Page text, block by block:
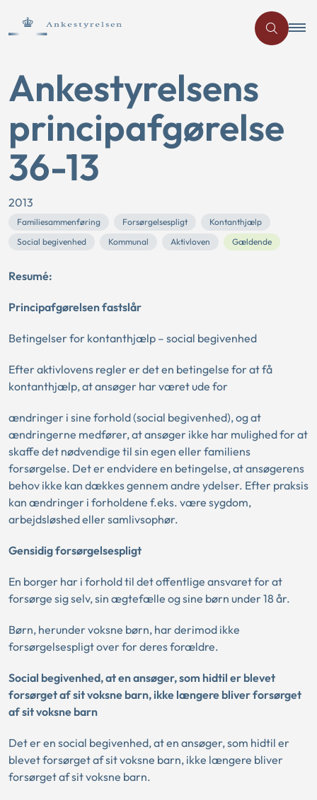
Ankestyrelsens
principafgørelse
36-13
2013
Familiesammenføring Forsørgelsespligt
Kontanthjælp
Social begivenhed
Kommunal Aktivloven Gældende
Resumé:
Principafgørelsen fastslår
Betingelser for kontanthjælp – social begivenhed
Efter aktivlovens regler er det en betingelse for at få
kontanthjælp, at ansøger har været ude for
ændringer i sine forhold (social begivenhed), og at
ændringerne medfører, at ansøger ikke har mulighed for at
skaffe det nødvendige til sin egen eller familiens
forsørgelse. Det er endvidere en betingelse, at ansøgerens
behov ikke kan dækkes gennem andre ydelser. Efter praksis
kan ændringer i forholdene f.eks. være sygdom,
arbejdsløshed eller samlivsophør.
Gensidig forsørgelsespligt
En borger har i forhold til det offentlige ansvaret for at
forsørge sig selv, sin ægtefælle og sine børn under 18 år.
Børn, herunder voksne børn, har derimod ikke
forsørgelsespligt over for deres forældre.
Social begivenhed, at en ansøger, som hidtil er blevet
forsørget af sit voksne barn, ikke længere bliver forsørget
af sit voksne barn
Det er en social begivenhed, at en ansøger, som hidtil er
blevet forsørget af sit voksne barn, ikke længere bliver
forsørget af sit voksne barn.